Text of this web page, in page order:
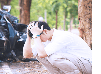
連絡先
ス 営業部長
形町2-14-10 アーバン